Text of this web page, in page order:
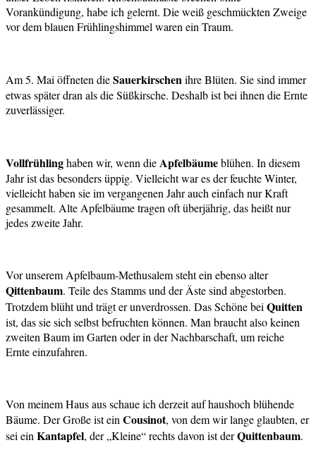
Vorankündigung, habe ich gelernt. Die weiß geschmückten Zweige
vor dem blauen Frühlingshimmel waren ein Traum.
Am 5. Mai öffneten dieSauerkirschenihre Blüten. Sie sind immer
etwas später dran als die Süßkirsche. Deshalb ist bei ihnen die Ernte
zuverlässiger.
Vollfrühlinghaben wir, wenn dieApfelbäumeblühen. In diesem
Jahr ist das besonders üppig. Vielleicht war es der feuchte Winter,
vielleicht haben sie im vergangenen Jahr auch einfach nur Kraft
gesammelt. Alte Apfelbäume tragen oft überjährig, das heißt nur
jedes zweite Jahr.
Vor unserem Apfelbaum-Methusalem steht ein ebenso alter
Qittenbaum. Teile des Stamms und der Äste sind abgestorben.
Trotzdem blüht und trägt er unverdrossen. Das Schöne bei Quitten
ist, das sie sich selbst befruchten können. Man braucht also keinen
zweiten Baum im Garten oder in der Nachbarschaft, um reiche
Ernte einzufahren.
Von meinem Haus aus schaue ich derzeit auf haushoch blühende
Bäume. Der Große ist ein Cousinot, von dem wir lange glaubten, er
sei ein Kantapfel, der „Kleine“ rechts davon ist derQuittenbaum.